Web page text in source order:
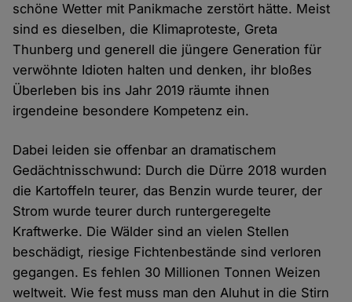
schöne Wetter mit Panikmache zerstört hätte. Meist
sind es dieselben, die Klimaproteste, Greta
Thunberg und generell die jüngere Generation für
verwöhnte Idioten halten und denken, ihr bloßes
Überleben bis ins Jahr 2019 räumte ihnen
irgendeine besondere Kompetenz ein.
Dabei leiden sie offenbar an dramatischem
Gedächtnisschwund: Durch die Dürre 2018 wurden
die Kartoffeln teurer, das Benzin wurde teurer, der
Strom wurde teurer durch runtergeregelte
Kraftwerke. Die Wälder sind an vielen Stellen
beschädigt, riesige Fichtenbestände sind verloren
gegangen. Es fehlen 30 Millionen Tonnen Weizen
weltweit. Wie fest muss man den Aluhut in die Stirn